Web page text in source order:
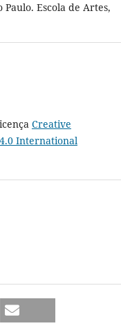
Escola de Artes,
Creative
International